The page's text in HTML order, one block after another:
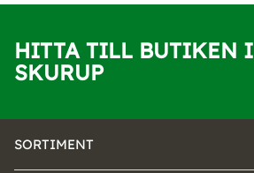
HITTA TILL BUTIKEN I
SKURUP
SORTIMENT